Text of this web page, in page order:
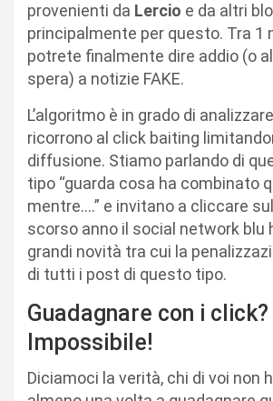
provenienti da Lercio e da altri
principalmente per questo. Tra 1
potrete finalmente dire addio (o
spera) a notizie FAKE.
L’algoritmo è in grado di
ricorrono al click baiting
diffusione. Stiamo parlando di
tipo “guarda cosa ha combinato
mentre….” e invitano a cliccare
scorso anno il social network blu
grandi novità tra cui la
di tutti i post di questo tipo.
Guadagnare con i click?
Impossibile!
Diciamoci la verità, chi di voi non